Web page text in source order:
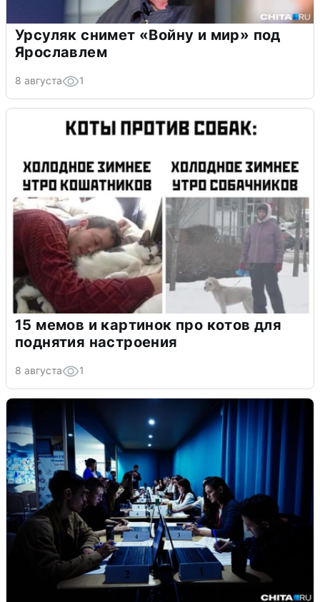
Урсуляк снимет «Войну и мир» под
Ярославлем
8 августа 1
15 мемов и картинок про котов для
поднятия настроения
8 августа 1